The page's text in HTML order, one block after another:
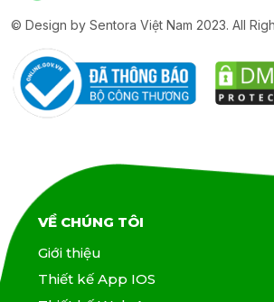
© Design by Sentora Việt Nam 2023. All
VỀ CHÚNG TÔI
Giới thiệu
Thiết kế App IOS